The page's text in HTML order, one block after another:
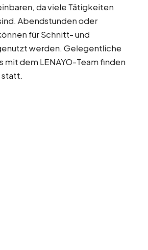
da viele Tätigkeiten
Abendstunden oder
für Schnitt- und
werden. Gelegentliche
dem LENAYO-Team finden
statt.